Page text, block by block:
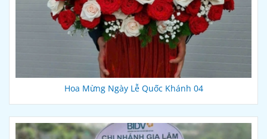
Hoa Mừng Ngày Lễ Quốc Khánh 04